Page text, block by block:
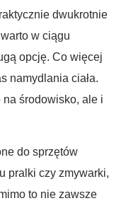
dwukrotnie
w ciągu
opcję. Co więcej
namydlania ciała.
na środowisko, ale i
do sprzętów
pralki czy zmywarki,
to nie zawsze